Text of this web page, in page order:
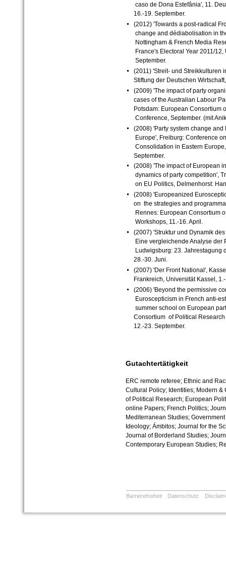
caso de Dona Estefânia', 11.
16.-19. September.
(2012) 'Towards a post-radical
change and dédiabolisation in
Nottingham & French Media
France's Electoral Year 2011/
September.
(2011) 'Streit- und Streikkulturen
Stiftung der Deutschen
(2009) 'The impact of party
cases of the Australian Labour
Potsdam: European Consortium
Conference, September. (mit
(2008) 'Party system change
Europe', Freiburg: Conference
Consolidation in Eastern
September.
(2008) 'The impact of European
dynamics of party competition',
on EU Politics, Delmenhorst:
(2008) 'Europeanized
on the strategies and
Rennes: European Consortium
Workshops, 11.-16. April.
(2007) 'Struktur und Dynamik
Eine vergleichende Analyse
Ludwigsburg: 23. Jahrestagung
28.-30. Juni.
(2007) 'Der Front National',
Frankreich, Universität Kassel,
(2006) 'Beyond the permissive
Euroscepticism in French anti-
summer school on European
Consortium of Political
12.-23. September.
Gutachtertätigkeit
ERC remote referee; Ethnic and
Cultural Policy; Identities; Modern
of Political Research; European
online Papers; French Politics;
Mediterranean Studies;
Ideology; Ámbitos; Journal for the
Journal of Borderland Studies;
Contemporary European Studies;
Barrierefreiheit Datenschutz